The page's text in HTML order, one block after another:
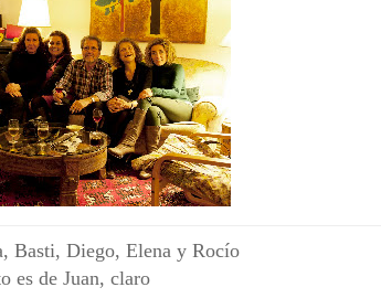
Basti, Diego, Elena y Rocío
es de Juan, claro